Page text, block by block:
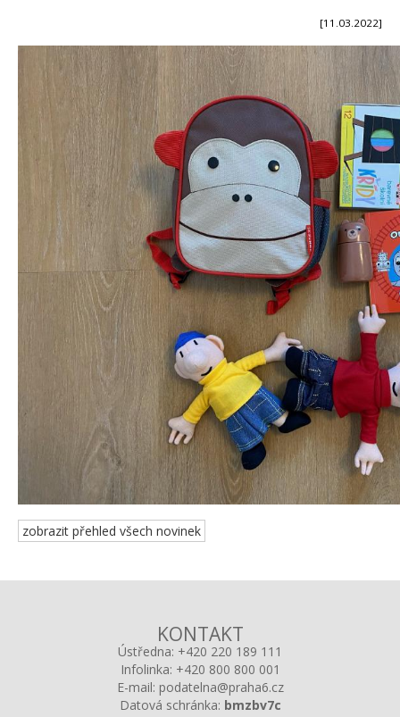
[11.03.2022]
zobrazit přehled všech novinek
KONTAKT
Ústředna: +420 220 189 111
Infolinka: +420 800 800 001
E-mail: podatelna@praha6.cz
Datová schránka: bmzbv7c